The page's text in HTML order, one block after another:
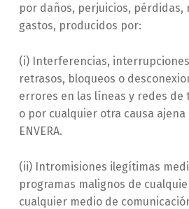
por daños, perjuicios, pérdidas,
gastos, producidos por:
(i) Interferencias,
retrasos, bloqueos o
errores en las líneas y redes de
o por cualquier otra causa ajena
ENVERA.
(ii) Intromisiones ilegítimas
programas malignos de
cualquier medio de